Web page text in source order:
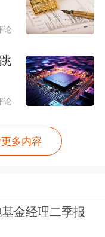
人产业示范基
汽车零部件及
工业机器人制
线研发制造、
、生产和销
论
论
多内容
金经理二季报